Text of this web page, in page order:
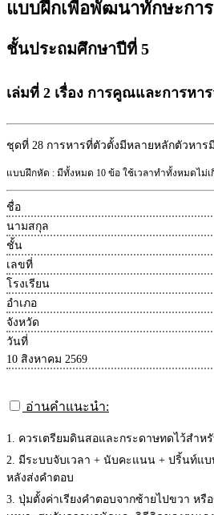
แบบฝึกเพื่อพัฒนาทักษะการ
ชั้นประถมศึกษาปีที่ 5
เล่มที่ 2 เรื่อง การคูณและการหา
ชุดที่ 28 การหารที่ตัวตั้งมีหลายหลักตัวหาร
แบบฝึกหัด : มีทั้งหมด 10 ข้อ ใช้เวลาทำทั้งหมดไม่เ
ชื่อ
นามสกุล
ชั้น
เลขที่
โรงเรียน
อำเภอ
จังหวัด
วันที่
10 สิงหาคม 2569
อ่านคำแนะนำ:
1. ควรเตรียมดินสอและกระดาษทดไว้สำ
2. มีระบบจับเวลา + นับคะแนน + ปริ้นท์แ
หลังส่งคำตอบ
3. ปุ่มตั้งค่าเรียงคำตอบจากซ้ายไปขวา หรื